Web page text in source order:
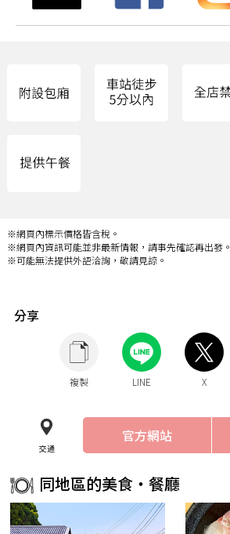
※網頁內標示價格皆含稅。
※網頁內資訊可能並非最新情報，請事先確認再出發。
※可能無法提供外語洽詢，敬請見諒。
分享
複製 LINE X
交通
官方網站
同地區的美食・餐廳